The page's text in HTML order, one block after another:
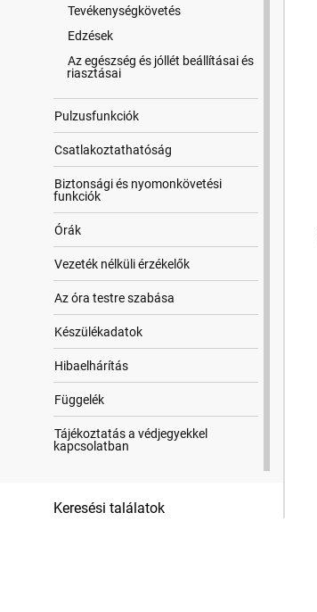
Tevékenységkövetés
Edzések
Az egészség és jóllét beállításai és
riasztásai
Pulzusfunkciók
Csatlakoztathatóság
Biztonsági és nyomonkövetési
funkciók
Órák
Vezeték nélküli érzékelők
Az óra testre szabása
Készülékadatok
Hibaelhárítás
Függelék
Tájékoztatás a védjegyekkel
kapcsolatban
Keresési találatok